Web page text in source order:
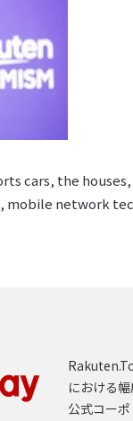
cars, the
network
における
公式コーポ